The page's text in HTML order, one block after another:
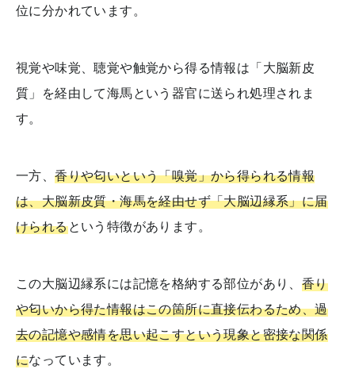
位に分かれています。
視覚や味覚、聴覚や触覚から得る情報は「大脳新皮
質」を経由して海馬という器官に送られ処理されま
す。
一方、香りや匂いという「嗅覚」から得られる情報
は、大脳新皮質・海馬を経由せず「大脳辺縁系」に届
けられるという特徴があります。
この大脳辺縁系には記憶を格納する部位があり、 香り
や匂いから得た情報はこの箇所に直接伝わるため、過
去の記憶や感情を思い起こすという現象と密接な関係
になっています。